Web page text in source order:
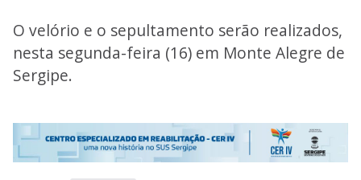
O velório e o sepultamento serão realizados,
nesta segunda-feira (16) em Monte Alegre de
Sergipe.